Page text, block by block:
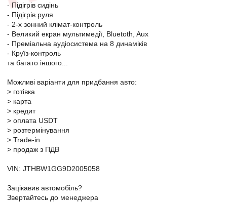
- Підігрів сидінь
- Підігрів руля
- 2-х зонний клімат-контроль
- Великий екран мультимедії, Bluetoth, Aux
- Преміальна аудіосистема на 8 динаміків
- Круїз-контроль
та багато іншого...
Можливі варіанти для придбання авто:
> готівка
> карта
> кредит
> оплата USDT
> розтермінування
> Trade-in
> продаж з ПДВ
VIN: JTHBW1GG9D2005058
Зацікавив автомобіль?
Звертайтесь до менеджера